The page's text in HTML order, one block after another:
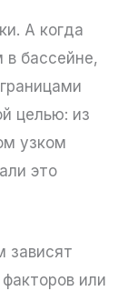
А когда
в бассейне,
целью: из
узком
это
зависят
или